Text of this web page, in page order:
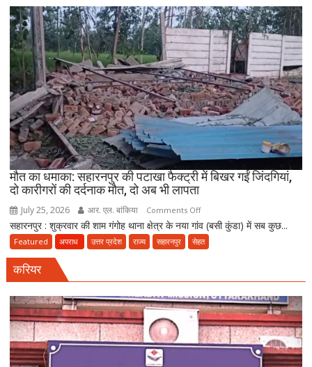
के
कारोबार
का
भंडाफोड़,
अमीनाबाद
में
5
दवा
पर
FIR
मौत का धमाका: सहारनपुर की पटाखा फैक्ट्री में बिखर गईं जिंदगियां,
दो कारीगरों की दर्दनाक मौत, दो अब भी लापता
July 25, 2026 आर. एल. बांकिया Comments Offon
मौत
का
की
पटाखा
फैक्ट्री
में
बिखर
सहारनपुर : शुक्रवार की शाम गंगोह थाना क्षेत्र के नया गांव (बसी कुंडा) में सब कुछ...
Featured अपराध उत्तर प्रदेश राज्य सहारनपुर सेहत
करियर